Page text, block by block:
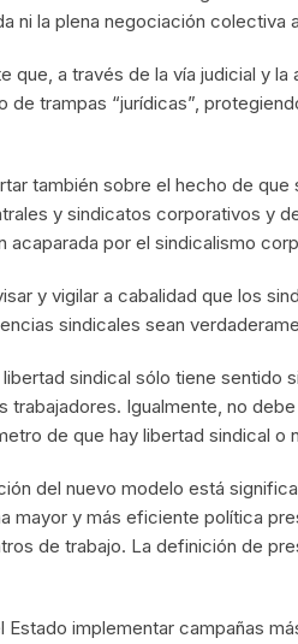
ni la plena negociación
que, a través de la vía judicial y
de trampas “jurídicas”,
también sobre el hecho de
y sindicatos corporativos y
acaparada por el sindicalismo
y vigilar a cabalidad que los
sindicales sean
sindical sólo tiene sentido
trabajadores. Igualmente, no
de que hay libertad sindical o
del nuevo modelo está
mayor y más eficiente política
de trabajo. La definición de
Estado implementar campañas